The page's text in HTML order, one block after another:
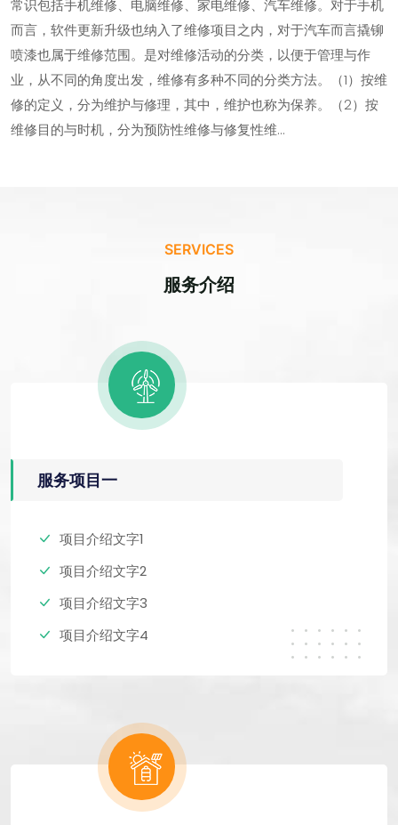
常识包括手机维修、电脑维修、家电维修、汽车维修。对于手机
而言，软件更新升级也纳入了维修项目之内，对于汽车而言撬铆
喷漆也属于维修范围。是对维修活动的分类，以便于管理与作
业，从不同的角度出发，维修有多种不同的分类方法。（1）按维
修的定义，分为维护与修理，其中，维护也称为保养。（2）按
维修目的与时机，分为预防性维修与修复性维...
SERVICES
服务介绍
服务项目一
项目介绍文字1
项目介绍文字2
项目介绍文字3
项目介绍文字4